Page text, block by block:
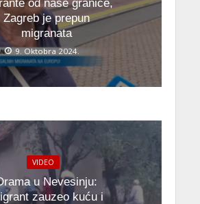
od naše granice,
Zagreb je prepun
migranata
9. Oktobra 2024.
VIDEO
u Nevesinju:
zauzeo kuću i